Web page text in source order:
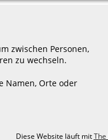
zwischen Personen,
zu wechseln.
Namen, Orte oder
Diese Website läuft mit